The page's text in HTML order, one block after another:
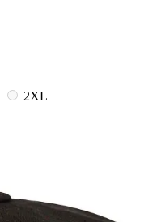
2XL